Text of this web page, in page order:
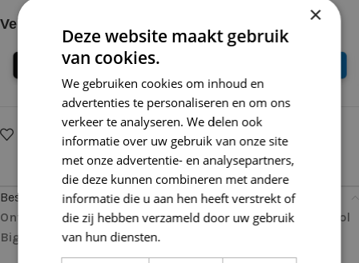
Veilig online betalen
Op verlanglijstje Delen:
Beschrijving
Ontdek de Veelzijdigheid van deze Lana Grossa Cool Wool
Big 1000 Bourgondisch
×
Deze website maakt gebruik
van cookies.
We gebruiken cookies om inhoud en
advertenties te personaliseren en om ons
verkeer te analyseren. We delen ook
informatie over uw gebruik van onze site
met onze advertentie- en analysepartners,
die deze kunnen combineren met andere
informatie die u aan hen heeft verstrekt of
die zij hebben verzameld door uw gebruik
van hun diensten.